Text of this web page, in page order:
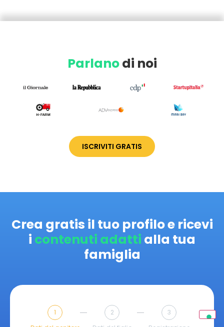
Parlanodi noi
ISCRIVITI GRATIS
Crea gratis il tuo profilo e ricevi
i contenuti adatti alla tua
famiglia
1
2
3